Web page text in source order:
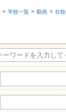
学校一覧 動画 在